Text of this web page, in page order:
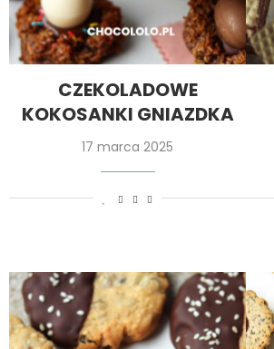
CZEKOLADOWE
KOKOSANKI GNIAZDKA
17 marca 2025